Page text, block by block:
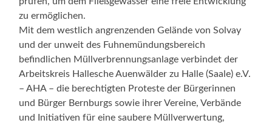
zu ermöglichen.
Mit dem westlich angrenzenden Gelände von Solvay
und der unweit des Fuhnemündungsbereich
befindlichen Müllverbrennungsanlage verbindet der
Arbeitskreis Hallesche Auenwälder zu Halle (Saale) e.V.
– AHA – die berechtigten Proteste der Bürgerinnen
und Bürger Bernburgs sowie ihrer Vereine, Verbände
und Initiativen für eine saubere Müllverwertung,